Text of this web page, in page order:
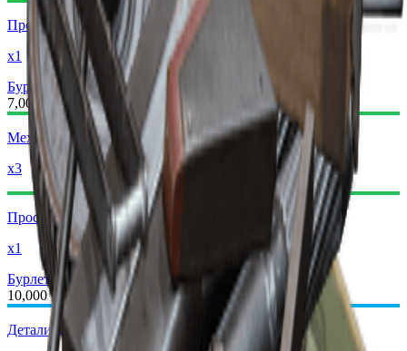
Простые детали для оружия
x1
Бурлетта II
Бурлетта III
7,000
Механические компоненты
x3
Простые детали для оружия
x1
Бурлетта III
Бурлетта IV
10,000
Детали для легкого оружия